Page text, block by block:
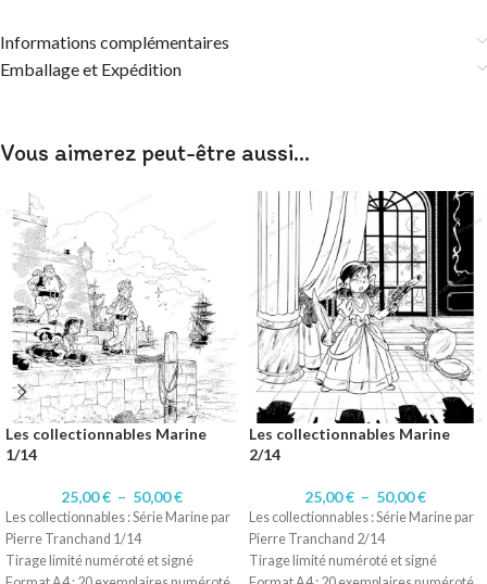
Informations complémentaires
Emballage et Expédition
Vous aimerez peut-être aussi…
Les collectionnables Marine
1/14
25,00€ – 50,00€
Les collectionnables : Série Marine par
Pierre Tranchand 1/14
Tirage limité numéroté et signé
Les collectionnables Marine
2/14
25,00€ – 50,00€
Les collectionnables : Série Marine par
Pierre Tranchand 2/14
Tirage limité numéroté et signé